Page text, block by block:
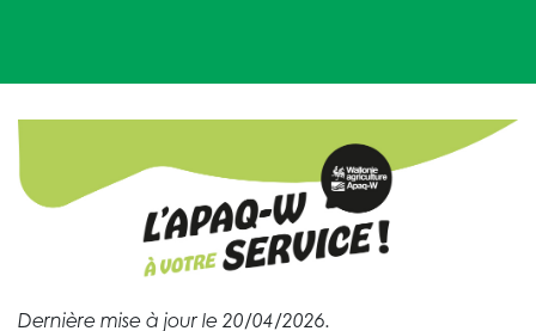
Dernière mise à jour le 20/04/2026.